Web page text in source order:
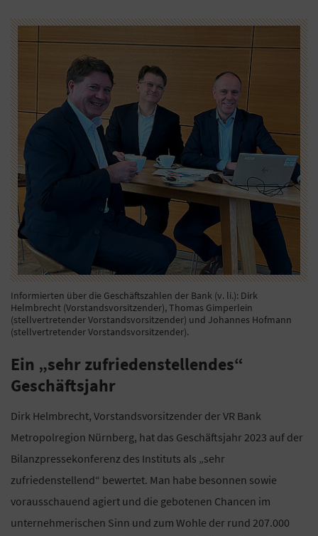
Informierten über die Geschäftszahlen der Bank (v. li.): Dirk
Helmbrecht (Vorstandsvorsitzender), Thomas Gimperlein
(stellvertretender Vorstandsvorsitzender) und Johannes Hofmann
(stellvertretender Vorstandsvorsitzender).
Ein „sehr zufriedenstellendes“
Geschäftsjahr
Dirk Helmbrecht, Vorstandsvorsitzender der VR Bank
Metropolregion Nürnberg, hat das Geschäftsjahr 2023 auf der
Bilanzpressekonferenz des Instituts als „sehr
zufriedenstellend“ bewertet. Man habe besonnen sowie
vorausschauend agiert und die gebotenen Chancen im
unternehmerischen Sinn und zum Wohle der rund 207.000